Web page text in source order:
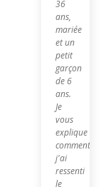
36
ans,
mariée
et un
petit
garçon
de 6
ans.
Je
vous
explique
comment
j'ai
ressenti
le